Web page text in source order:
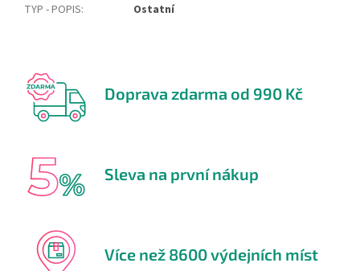
TYP - POPIS: Ostatní
Doprava zdarma od 990 Kč
Sleva na první nákup
Více než 8600 výdejních míst